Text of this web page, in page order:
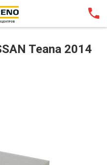
Teana 2014